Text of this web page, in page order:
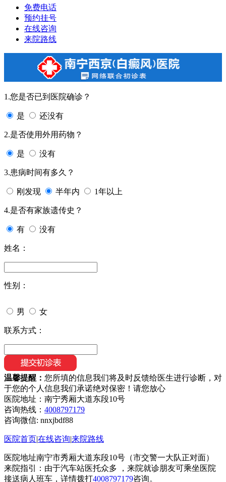
免费电话
预约挂号
在线咨询
来院路线
1.您是否已到医院确诊？
是 还没有
2.是否使用外用药物？
是 没有
3.患病时间有多久？
刚发现 半年内 1年以上
4.是否有家族遗传史？
有 没有
姓名：
性别：
男 女
联系方式：
温馨提醒： 您所填的信息我们将及时反馈给医生进行诊断，对
于您的个人信息我们承诺绝对保密！请您放心
医院地址：南宁秀厢大道东段10号
咨询热线： 4008797179
咨询微信: nnxjbdf88
医院首页|在线咨询|来院路线
医院地址南宁市秀厢大道东段10号（市交警一大队正对面）
来院指引：由于汽车站医托众多 ，来院就诊朋友可乘坐医院
接送病人班车，详情拨打4008797179咨询。